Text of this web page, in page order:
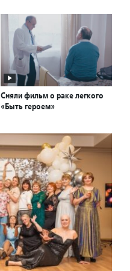
Сняли фильм о раке легкого
«Быть героем»